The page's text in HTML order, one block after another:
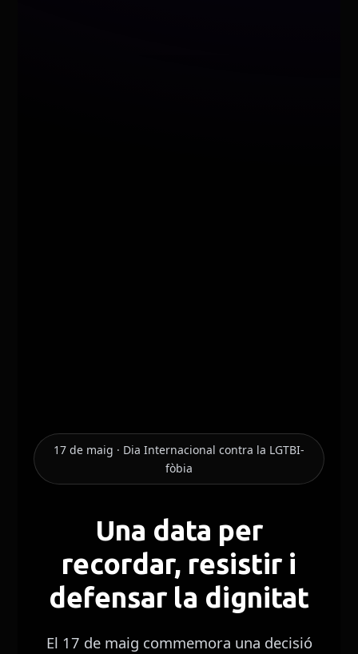
17 de maig · Dia Internacional contra la LGTBI-
fòbia
Una data per
recordar, resistir i
defensar la dignitat
El 17 de maig commemora una decisió